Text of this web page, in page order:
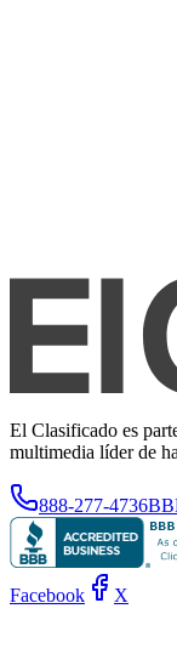
El Clasificado es
multimedia líder de
888-277-4736
Facebook X